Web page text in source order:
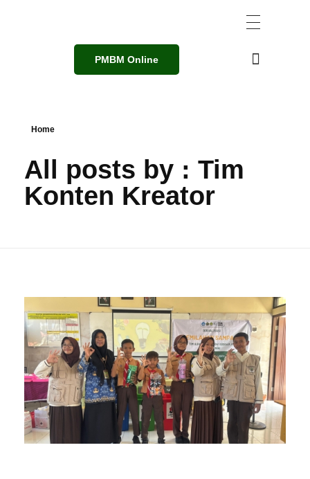
PMBM Online
Home
All posts by : Tim
Konten Kreator